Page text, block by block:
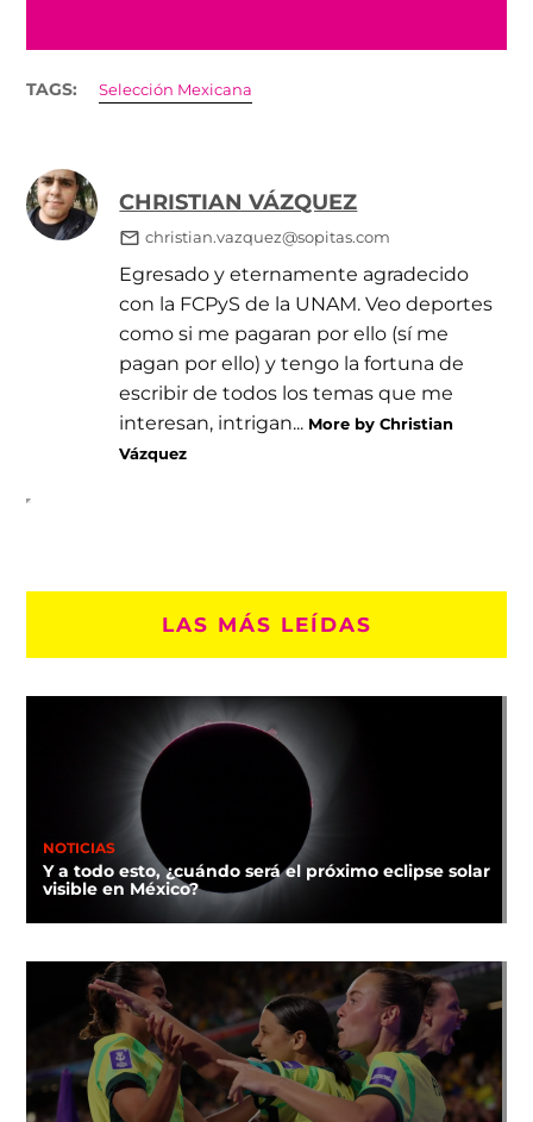
TAGS: Selección Mexicana
CHRISTIAN VÁZQUEZ
christian.vazquez@sopitas.com
Egresado y eternamente agradecido
con la FCPyS de la UNAM. Veo deportes
como si me pagaran por ello (sí me
pagan por ello) y tengo la fortuna de
escribir de todos los temas que me
interesan, intrigan... More by Christian
Vázquez
LAS MÁS LEÍDAS
NOTICIAS
Y a todo esto, ¿cuándo será el próximo eclipse solar
visible en México?